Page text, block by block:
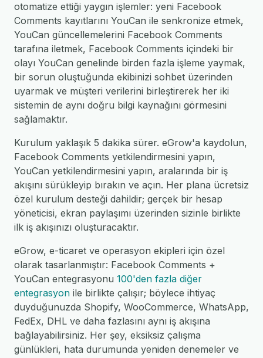
otomatize ettiği yaygın işlemler: yeni Facebook
Comments kayıtlarını YouCan ile senkronize etmek,
YouCan güncellemelerini Facebook Comments
tarafına iletmek, Facebook Comments içindeki bir
olayı YouCan genelinde birden fazla işleme yaymak,
bir sorun oluştuğunda ekibinizi sohbet üzerinden
uyarmak ve müşteri verilerini birleştirerek her iki
sistemin de aynı doğru bilgi kaynağını görmesini
sağlamaktır.
Kurulum yaklaşık 5 dakika sürer. eGrow'a kaydolun,
Facebook Comments yetkilendirmesini yapın,
YouCan yetkilendirmesini yapın, aralarında bir iş
akışını sürükleyip bırakın ve açın. Her plana ücretsiz
özel kurulum desteği dahildir; gerçek bir hesap
yöneticisi, ekran paylaşımı üzerinden sizinle birlikte
ilk iş akışınızı oluşturacaktır.
eGrow, e-ticaret ve operasyon ekipleri için özel
olarak tasarlanmıştır: Facebook Comments +
YouCan entegrasyonu 100'den fazla diğer
entegrasyon ile birlikte çalışır; böylece ihtiyaç
duyduğunuzda Shopify, WooCommerce, WhatsApp,
FedEx, DHL ve daha fazlasını aynı iş akışına
bağlayabilirsiniz. Her şey, eksiksiz çalışma
günlükleri, hata durumunda yeniden denemeler ve